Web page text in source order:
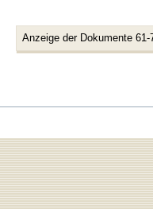
Anzeige der Dokumente 61-